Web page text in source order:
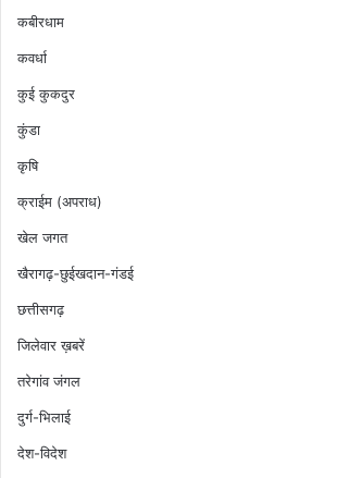
कबीरधाम
कवर्धा
कुई कुकदुर
कुंडा
कृषि
क्राईम (अपराध)
खेल जगत
खैरागढ़-छुईखदान-गंडई
छत्तीसगढ़
जिलेवार ख़बरें
तरेगांव जंगल
दुर्ग-भिलाई
देश-विदेश